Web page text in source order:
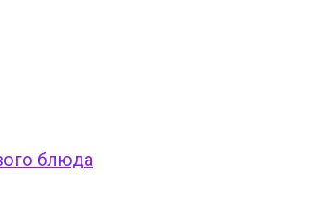
блюда